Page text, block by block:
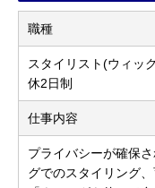
職種
スタイリスト(ウィッ
休2日制
仕事内容
プライバシーが確保
グでのスタイリング